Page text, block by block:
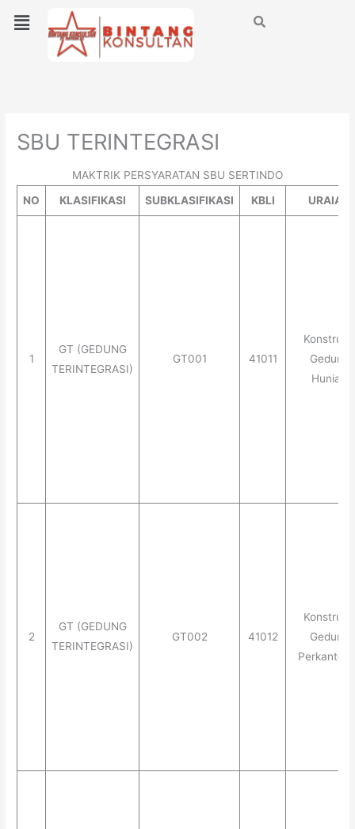
Menu
SBU TERINTEGRASI
MAKTRIK PERSYARATAN SBU SERTINDO
NO
KLASIFIKASI SUBKLASIFIKASI KBLI URAIAN
1
GT (GEDUNG
TERINTEGRASI)
GT001 41011
Konstruksi
Gedung
Hunian
2
GT (GEDUNG
TERINTEGRASI)
GT002 41012
Konstruksi
Gedung